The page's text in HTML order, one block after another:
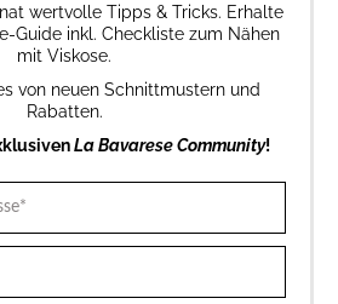
wertvolle Tipps & Tricks. Erhalte
Guide inkl. Checkliste zum Nähen
mit Viskose.
von neuen Schnittmustern und
Rabatten.
La Bavarese Community!